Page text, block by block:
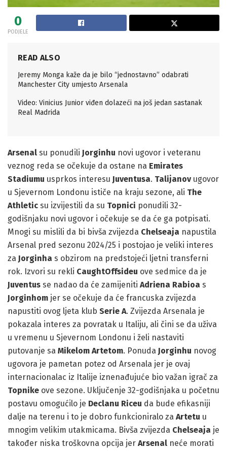
0
PODJELE
READ ALSO
Jeremy Monga kaže da je bilo “jednostavno” odabrati
Manchester City umjesto Arsenala
Video: Vinicius Junior viđen dolazeći na još jedan sastanak
Real Madrida
Arsenal su ponudili Jorginhu novi ugovor i veteranu
veznog reda se očekuje da ostane na Emirates
Stadiumu usprkos interesu Juventusa. Talijanovugovor
u Sjevernom Londonu ističe na kraju sezone, ali The
Athletic su izvijestili da su Topnici ponudili 32-
godišnjaku novi ugovor i očekuje se da će ga potpisati.
Mnogi su mislili da bi bivša zvijezda Chelseaja napustila
Arsenal pred sezonu 2024/25 i postojao je veliki interes
za Jorginha s obzirom na predstojeći ljetni transferni
rok. Izvori su rekli CaughtOffsideu ove sedmice da je
Juventus se nadao da će zamijeniti Adriena Rabioa s
Jorginhom jer se očekuje da će francuska zvijezda
napustiti ovog ljeta klub Serie A. Zvijezda Arsenala je
pokazala interes za povratak u Italiju, ali čini se da uživa
u vremenu u Sjevernom Londonu i želi nastaviti
putovanje sa Mikelom Artetom. Ponuda Jorginhu novog
ugovora je pametan potez od Arsenala jer je ovaj
internacionalac iz Italije iznenađujuće bio važan igrač za
Topnike ove sezone. Uključenje 32-godišnjaka u početnu
postavu omogućilo je Declanu Riceu da bude efikasniji
dalje na terenu i to je dobro funkcioniralo za Artetu u
mnogim velikim utakmicama. Bivša zvijezda Chelseaja je
također niska troškovna opcija jer Arsenal neće morati